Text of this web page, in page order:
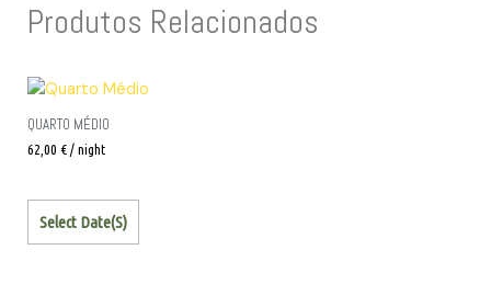
Produtos Relacionados
QUARTO MÉDIO
62,00 € / night
Select Date(s)